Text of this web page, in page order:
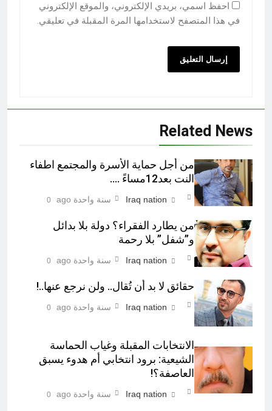
احفظ اسمي، بريدي الإلكتروني، والموقع الإلكتروني
في هذا المتصفح لاستخدامها المرة المقبلة في تعليقي.
Related News
من أجل حماية الأسرة والمجتمع اطفاء
النت بعد12مساءً ….
Iraq nation سنة واحدة ago 0
من يطارد الفقراء؟ دولة بلا بدائل
و”شفل” بلا رحمة
Iraq nation سنة واحدة ago 0
حقائق لا بد أن تُقال.. ولن نرجع عنها..!
Iraq nation سنة واحدة ago 0
الانتخابات المقبلة وغياب الحماسة
الشيعية: برود انتخابي أم هدوء يسبق
العاصفة؟!
Iraq nation سنة واحدة ago 0